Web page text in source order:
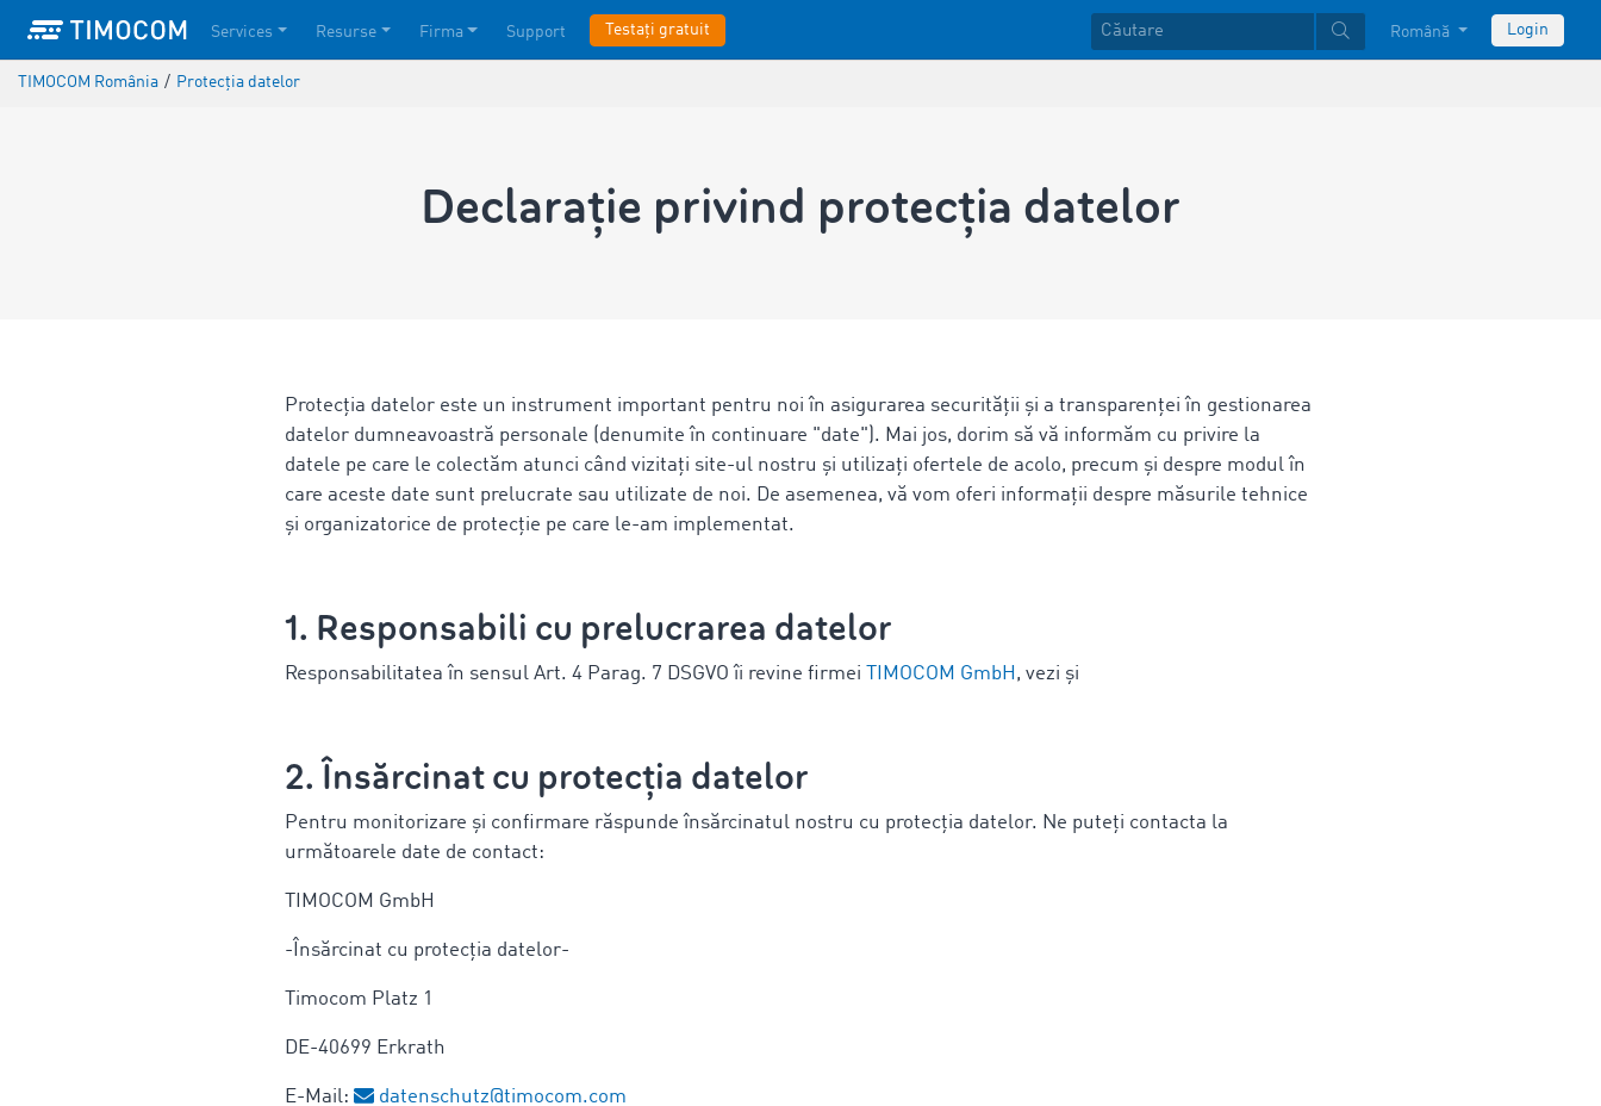
Services Resurse Firma Support Testați gratuit Română Login
TIMOCOM România / Protecția datelor
Declarație privind protecția datelor
Protecția datelor este un instrument important pentru noi în asigurarea securității și a transparenței în gestionarea
datelor dumneavoastră personale (denumite în continuare "date"). Mai jos, dorim să vă informăm cu privire la
datele pe care le colectăm atunci când vizitați site-ul nostru și utilizați ofertele de acolo, precum și despre modul în
care aceste date sunt prelucrate sau utilizate de noi. De asemenea, vă vom oferi informații despre măsurile tehnice
și organizatorice de protecție pe care le-am implementat.
1. Responsabili cu prelucrarea datelor
Responsabilitatea în sensul Art. 4 Parag. 7 DSGVO îi revine firmei TIMOCOM GmbH , vezi și
2. Însărcinat cu protecția datelor
Pentru monitorizare și confirmare răspunde însărcinatul nostru cu protecția datelor. Ne puteți contacta la
următoarele date de contact:
TIMOCOM GmbH
-Însărcinat cu protecția datelor-
Timocom Platz 1
DE-40699 Erkrath
E-Mail: datenschutz@timocom.com